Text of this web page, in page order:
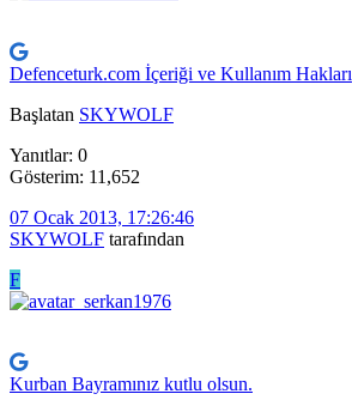
Defenceturk.com İçeriği ve Kullanım Hakları
Başlatan SKYWOLF
Yanıtlar: 0
Gösterim: 11,652
07 Ocak 2013, 17:26:46
SKYWOLF tarafından
F
Kurban Bayramınız kutlu olsun.